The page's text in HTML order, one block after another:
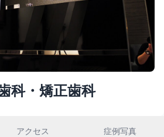
科・矯正歯科
アクセス 症例写真